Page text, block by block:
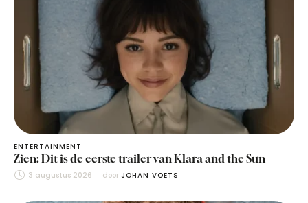
ENTERTAINMENT
Zien: Dit is de eerste trailer van Klara and the Sun
3 augustus 2026 door JOHAN VOETS